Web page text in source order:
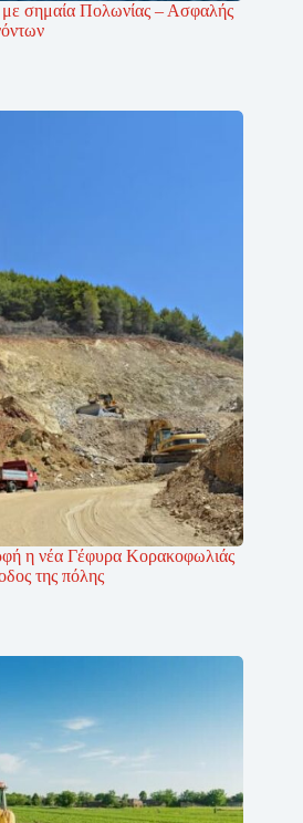
σημαία Πολωνίας – Ασφαλής
η νέα Γέφυρα Κορακοφωλιάς
της πόλης